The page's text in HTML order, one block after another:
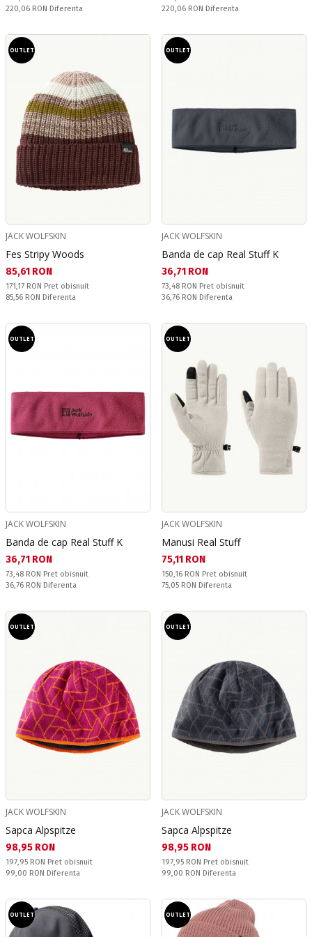
Спестявате:
220,06 RON Diferenta
Спестявате:
220,06 RON Diferenta
OUTLET
JACK WOLFSKIN
Fes Stripy Woods
Текуща цена:
85,61 RON
Pret obisnuit:
171,17 RON Pret obisnuit
Спестявате:
85,56 RON Diferenta
OUTLET
JACK WOLFSKIN
Banda de cap Real Stuff K
Текуща цена:
36,71 RON
Pret obisnuit:
73,48 RON Pret obisnuit
Спестявате:
36,76 RON Diferenta
OUTLET
JACK WOLFSKIN
Banda de cap Real Stuff K
Текуща цена:
36,71 RON
Pret obisnuit:
73,48 RON Pret obisnuit
Спестявате:
36,76 RON Diferenta
OUTLET
JACK WOLFSKIN
Manusi Real Stuff
Текуща цена:
75,11 RON
Pret obisnuit:
150,16 RON Pret obisnuit
Спестявате:
75,05 RON Diferenta
OUTLET
JACK WOLFSKIN
Sapca Alpspitze
Текуща цена:
98,95 RON
Pret obisnuit:
197,95 RON Pret obisnuit
Спестявате:
99,00 RON Diferenta
OUTLET
JACK WOLFSKIN
Sapca Alpspitze
Текуща цена:
98,95 RON
Pret obisnuit:
197,95 RON Pret obisnuit
Спестявате:
99,00 RON Diferenta
OUTLET OUTLET